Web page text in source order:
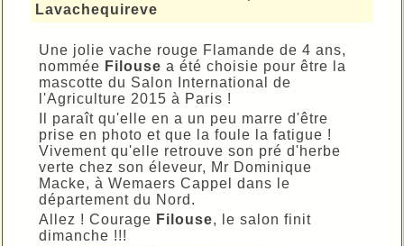
Lavachequireve
Une jolie vache rouge Flamande de 4 ans,
nommée Filouse a été choisie pour être la
mascotte du Salon International de
l'Agriculture 2015 à Paris !
Il paraît qu'elle en a un peu marre d'être
prise en photo et que la foule la fatigue !
Vivement qu'elle retrouve son pré d'herbe
verte chez son éleveur, Mr Dominique
Macke, à Wemaers Cappel dans le
département du Nord.
Allez ! Courage Filouse, le salon finit
dimanche !!!